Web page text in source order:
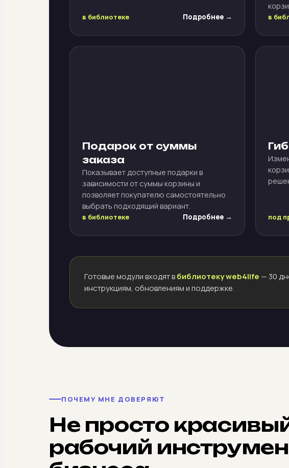
в библиотеке Подробнее → в
Подарок от суммы
заказа
Показывает доступные подарки в
зависимости от суммы корзины и
позволяет покупателю самостоятельно
выбрать подходящий вариант.
в библиотеке Подробнее → под
Готовые модули входят вбиблиотеку web4life — 30
инструкциям, обновлениям и поддержке.
ПОЧЕМУ МНЕ ДОВЕРЯЮТ
Не просто
рабочий